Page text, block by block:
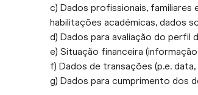
c) Dados profissionais, familiares
habilitações académicas, dados
d) Dados para avaliação do perfil
e) Situação financeira
f) Dados de transações (p.e.
g) Dados para cumprimento dos